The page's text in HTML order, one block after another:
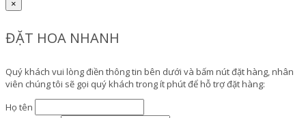
×
ĐẶT HOA NHANH
Quý khách vui lòng điền thông tin bên dưới và bấm nút đặt hàng, nhân
viên chúng tôi sẽ gọi quý khách trong ít phút để hỗ trợ đặt hàng:
Họ tên